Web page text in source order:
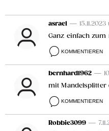
asrael —
Ganz einfach zum
KOMMENTIEREN
bernhard1962 —
mit Mandelsplitter
KOMMENTIEREN
Robbie3099 —